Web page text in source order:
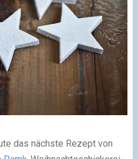
das nächste Rezept von